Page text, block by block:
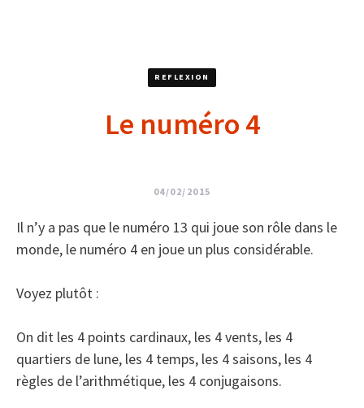
REFLEXION
Le numéro 4
04/02/2015
Il n’y a pas que le numéro 13 qui joue son rôle dans le
monde, le numéro 4 en joue un plus considérable.
Voyez plutôt :
On dit les 4 points cardinaux, les 4 vents, les 4
quartiers de lune, les 4 temps, les 4 saisons, les 4
règles de l’arithmétique, les 4 conjugaisons.